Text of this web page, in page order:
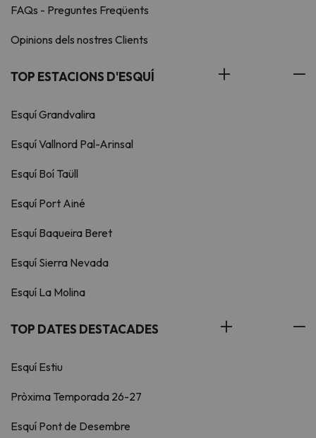
FAQs - Preguntes Freqüents
Opinions dels nostres Clients
TOP ESTACIONS D'ESQUÍ
Esquí Grandvalira
Esquí Vallnord Pal-Arinsal
Esquí Boí Taüll
Esquí Port Ainé
Esquí Baqueira Beret
Esquí Sierra Nevada
Esquí La Molina
TOP DATES DESTACADES
Esquí Estiu
Pròxima Temporada 26-27
Esquí Pont de Desembre